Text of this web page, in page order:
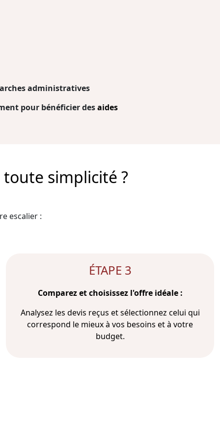
administratives
pour bénéficier desaides
simplicité ?
escalier :
ÉTAPE 3
Comparez et choisissez l'offre idéale :
Analysez les devis reçus et sélectionnez celui qui
correspond le mieux à vos besoins et à votre
budget.